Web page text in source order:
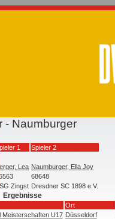
- Naumburger
1 Spieler 2
Lea Naumburger, Ella Joy
68648
Zingst Dresdner SC 1898 e.V.
Ergebnisse
Ort
Meisterschaften U17 Düsseldorf